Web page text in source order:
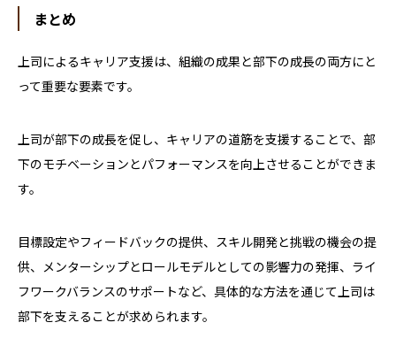
まとめ
上司によるキャリア支援は、組織の成果と部下の成長の両方にと
って重要な要素です。
上司が部下の成長を促し、キャリアの道筋を支援することで、部
下のモチベーションとパフォーマンスを向上させることができま
す。
目標設定やフィードバックの提供、スキル開発と挑戦の機会の提
供、メンターシップとロールモデルとしての影響力の発揮、ライ
フワークバランスのサポートなど、具体的な方法を通じて上司は
部下を支えることが求められます。